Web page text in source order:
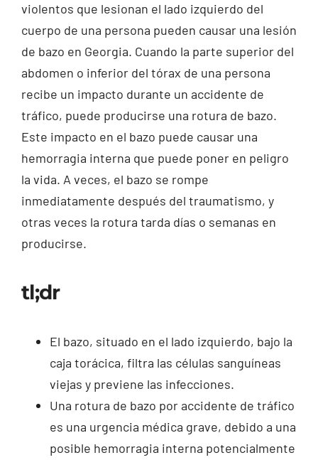
violentos que lesionan el lado izquierdo del
cuerpo de una persona pueden causar una lesión
de bazo en Georgia. Cuando la parte superior del
abdomen o inferior del tórax de una persona
recibe un impacto durante un accidente de
tráfico, puede producirse una rotura de bazo.
Este impacto en el bazo puede causar una
hemorragia interna que puede poner en peligro
la vida. A veces, el bazo se rompe
inmediatamente después del traumatismo, y
otras veces la rotura tarda días o semanas en
producirse.
tl;dr
El bazo, situado en el lado izquierdo, bajo la
caja torácica, filtra las células sanguíneas
viejas y previene las infecciones.
Una rotura de bazo por accidente de tráfico
es una urgencia médica grave, debido a una
posible hemorragia interna potencialmente